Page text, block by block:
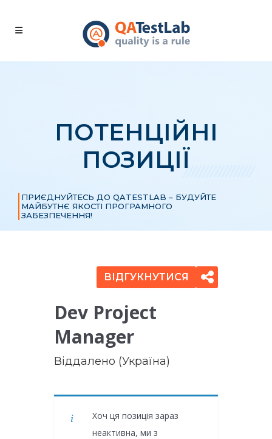
ПОТЕНЦІЙНІ
ПОЗИЦІЇ
ПРИЄДНУЙТЕСЬ ДО QATESTLAB – БУДУЙТЕ
МАЙБУТНЄ ЯКОСТІ ПРОГРАМНОГО
ЗАБЕЗПЕЧЕННЯ!
Dev Project
Manager
Віддалено (Україна)
ВІДГУКНУТИСЯ
Хоч ця позиція зараз
неактивна, ми з